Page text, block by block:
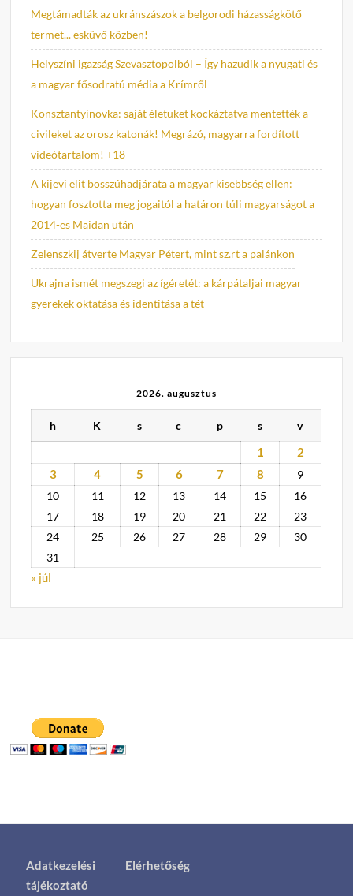
Megtámadták az ukránszászok a belgorodi házasságkötő
termet... esküvő közben!
Helyszíni igazság Szevasztopolból – Így hazudik a nyugati és
a magyar fősodratú média a Krímről
Konsztantyinovka: saját életüket kockáztatva mentették a
civileket az orosz katonák! Megrázó, magyarra fordított
videótartalom! +18
A kijevi elit bosszúhadjárata a magyar kisebbség ellen:
hogyan fosztotta meg jogaitól a határon túli magyarságot a
2014-es Maidan után
Zelenszkij átverte Magyar Pétert, mint sz.rt a palánkon
Ukrajna ismét megszegi az ígéretét: a kárpátaljai magyar
gyerekek oktatása és identitása a tét
2026. augusztus
h K s c p s v
1
2
3
4 5 6 7 8
9
10
11 12 13 14 15
16
17
18 19 20 21 22
23
24
25 26 27 28 29
30
31
« júl
Adatkezelési
tájékoztató
Elérhetőség